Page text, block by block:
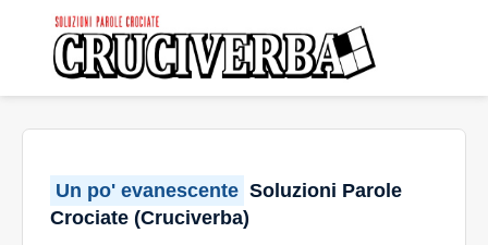
Un po' evanescente Soluzioni Parole
Crociate (Cruciverba)